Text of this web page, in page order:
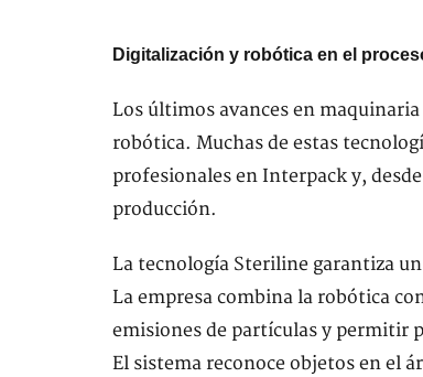
Digitalización y robótica en el
Los últimos avances en
robótica. Muchas de estas
profesionales en Interpack y,
producción.
La tecnología Steriline garantiza
La empresa combina la robótica
emisiones de partículas y permitir
El sistema reconoce objetos en el